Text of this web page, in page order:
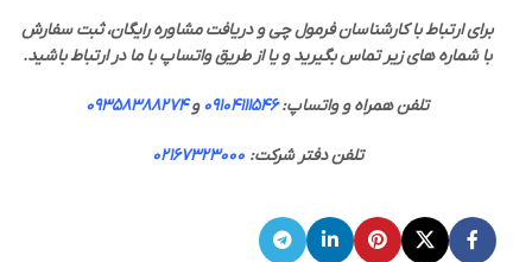
برای ارتباط با کارشناسان فرمول چی و دریافت مشاوره رایگان، ثبت سفارش
با شماره های زیر تماس بگیرید و یا از طریق واتساپ با ما در ارتباط باشید.
تلفن همراه و واتساپ:09104111546 و09358388274
تلفن دفتر شرکت: 02167323000